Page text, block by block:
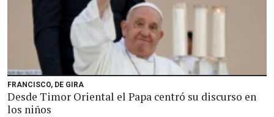
FRANCISCO, DE GIRA
Desde Timor Oriental el Papa centró su discurso en
los niños